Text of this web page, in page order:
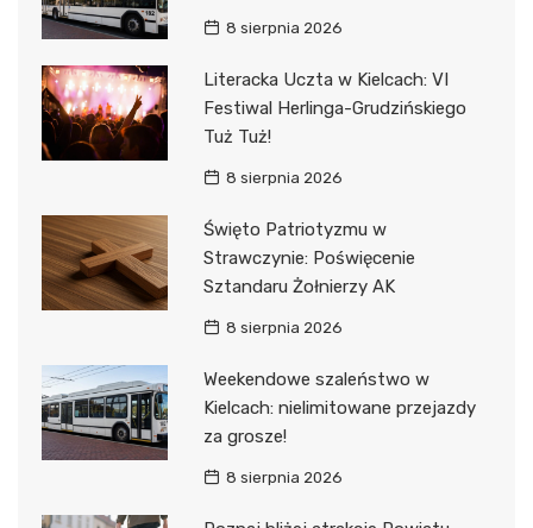
8 sierpnia 2026
Literacka Uczta w Kielcach: VI
Festiwal Herlinga-Grudzińskiego
Tuż Tuż!
8 sierpnia 2026
Święto Patriotyzmu w
Strawczynie: Poświęcenie
Sztandaru Żołnierzy AK
8 sierpnia 2026
Weekendowe szaleństwo w
Kielcach: nielimitowane przejazdy
za grosze!
8 sierpnia 2026